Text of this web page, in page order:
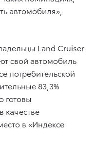
автомобиля»,
Land Cruiser
свой автомобиль
потребительской
83,3%
готовы
качестве
в «Индексе